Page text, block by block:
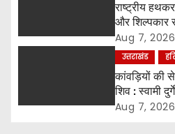
n
राष्ट्रीय
और शिल्पकार
अपनाने का
Aug 7, 2026
उत्तराखंड
कांवड़ियों की
शिव : स्वामी
Aug 7, 2026